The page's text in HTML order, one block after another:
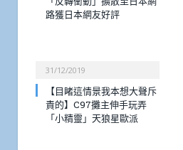
路獲日本網友好評
31/12/2019
【目睹這情景我本想大聲斥
責的】C97攤主伸手玩弄
「小精靈」天狼星歐派